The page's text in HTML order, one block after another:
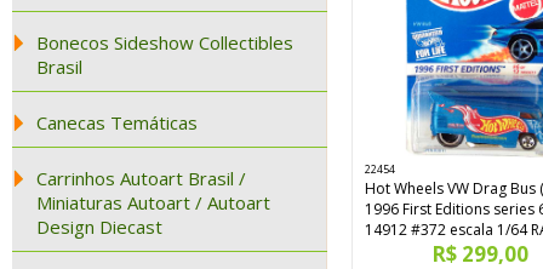
Bonecos Sideshow Collectibles
Brasil
Canecas Temáticas
Carrinhos Autoart Brasil /
Miniaturas Autoart / Autoart
Design Diecast
22454
Hot Wheels VW Drag Bus
1996 First Editions series
14912 #372 escala 1/64
R$ 299,00